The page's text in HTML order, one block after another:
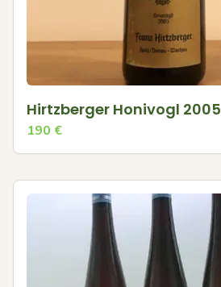
Hirtzberger Honivogl 2005
190 €